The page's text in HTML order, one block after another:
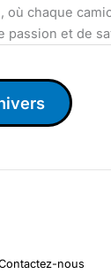
où chaque
passion et de
nous